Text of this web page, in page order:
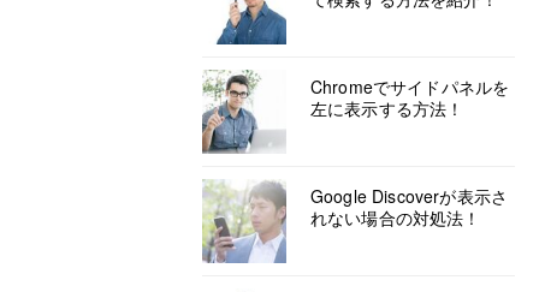
Chromeでサイドパネルを
左に表示する方法！
Google Discoverが表示さ
れない場合の対処法！